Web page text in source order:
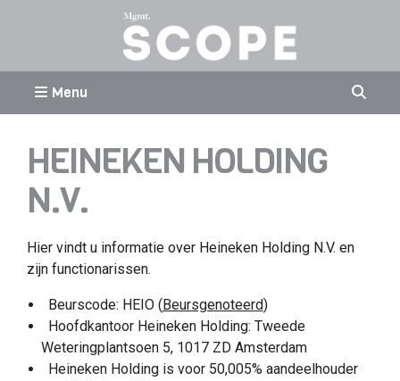
Menu
HEINEKEN HOLDING
N.V.
Hier vindt u informatie over Heineken Holding N.V. en
zijn functionarissen.
Beurscode: HEIO (Beursgenoteerd)
Hoofdkantoor Heineken Holding: Tweede
Weteringplantsoen 5, 1017 ZD Amsterdam
Heineken Holding is voor 50,005% aandeelhouder